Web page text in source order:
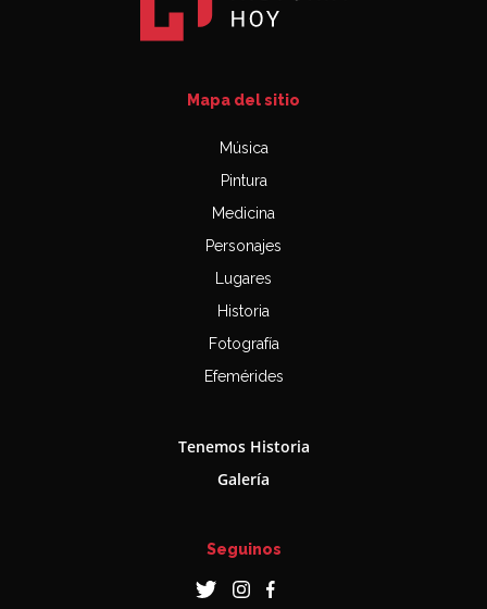
Mapa del sitio
Música
Pintura
Medicina
Personajes
Lugares
Historia
Fotografía
Efemérides
Tenemos Historia
Galería
Seguinos